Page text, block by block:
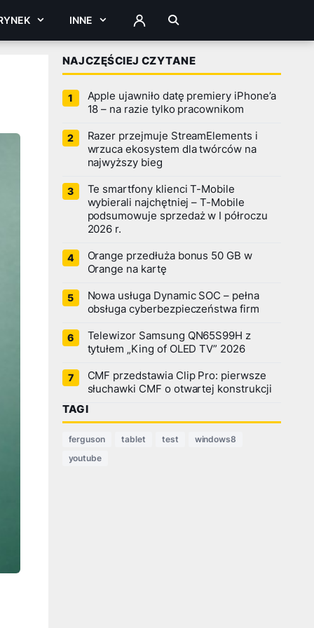
INNE ZALOGUJ
NAJCZĘŚCIEJ CZYTANE
Apple ujawniło datę premiery iPhone’a
18 – na razie tylko pracownikom
Razer przejmuje StreamElements i
wrzuca ekosystem dla twórców na
najwyższy bieg
Te smartfony klienci T-Mobile
wybierali najchętniej – T-Mobile
podsumowuje sprzedaż w I półroczu
2026 r.
Orange przedłuża bonus 50 GB w
Orange na kartę
Nowa usługa Dynamic SOC – pełna
obsługa cyberbezpieczeństwa firm
Telewizor Samsung QN65S99H z
tytułem „King of OLED TV” 2026
CMF przedstawia Clip Pro: pierwsze
słuchawki CMF o otwartej konstrukcji
TAGI
ferguson tablet test
windows8
youtube